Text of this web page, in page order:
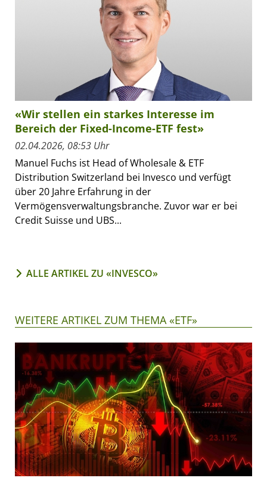
«Wir stellen ein starkes Interesse im
Bereich der Fixed-Income-ETF fest»
02.04.2026, 08:53 Uhr
Manuel Fuchs ist Head of Wholesale & ETF
Distribution Switzerland bei Invesco und verfügt
über 20 Jahre Erfahrung in der
Vermögensverwaltungsbranche. Zuvor war er bei
Credit Suisse und UBS...
ALLE ARTIKEL ZU «INVESCO»
WEITERE ARTIKEL ZUM THEMA «ETF»